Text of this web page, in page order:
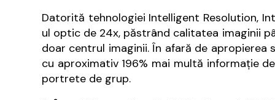
Datorită tehnologiei Intelligent Resolution,
ul optic de 24x, păstrând calitatea imaginii
doar centrul imaginii. În afară de
cu aproximativ 196% mai multă informaţie
portrete de grup.